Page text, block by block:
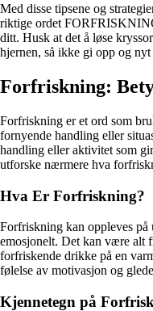
Med disse tipsene og
riktige ordet
ditt. Husk at det å løse
hjernen, så ikke gi opp og nyt
Forfriskning:
Forfriskning er et ord som
fornyende handling eller
handling eller aktivitet som
utforske nærmere hva
Hva Er Forfriskning?
Forfriskning kan oppleves på
emosjonelt. Det kan være alt
forfriskende drikke på en
følelse av motivasjon og
Kjennetegn på